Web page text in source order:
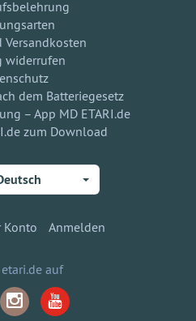
Versandkosten
widerrufen
dem Batteriegesetz
– App MD ETARI.de
zum Download
Konto Anmelden
auf